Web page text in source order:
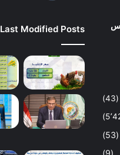
(43)
(53)
Last Modified Posts